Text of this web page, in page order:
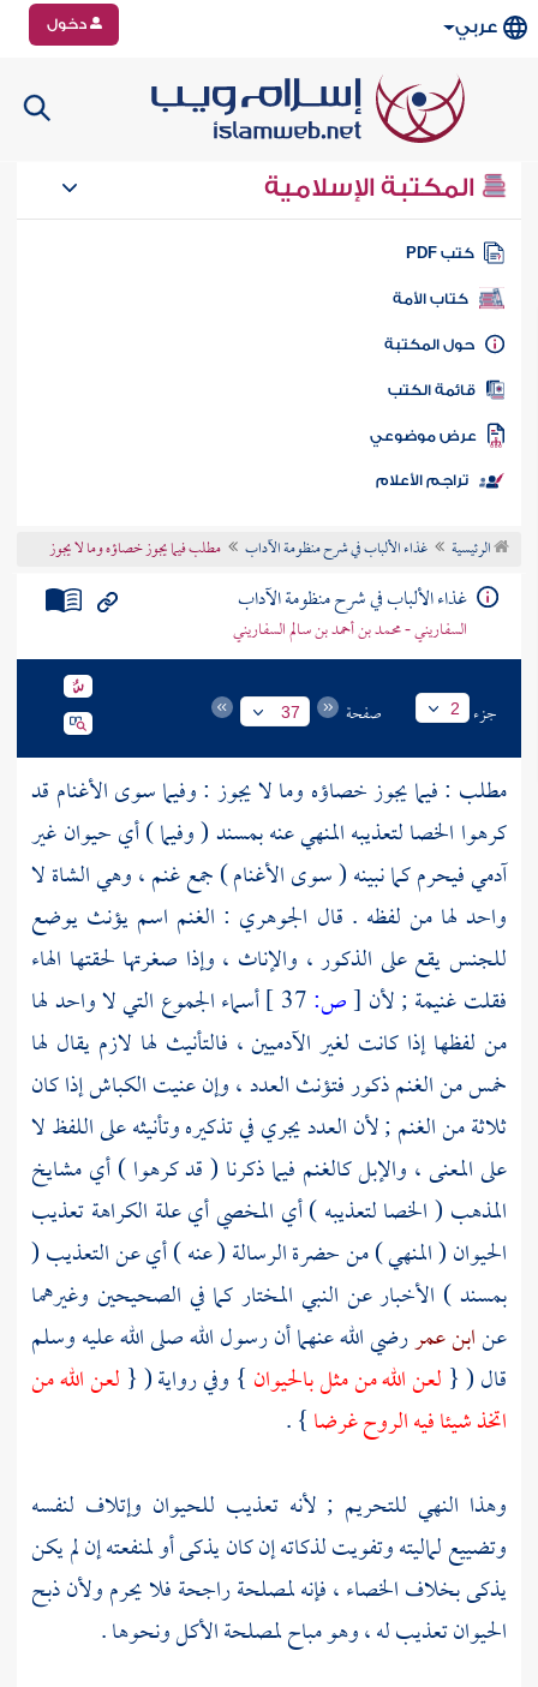
عربي دخول
المكتبة الإسلامية
كتب PDF
كتاب الأمة
المكتبة
الكتب
موضوعي
تراجم الأعلام
الرئيسية غذاء الألباب في شرح منظومة الآداب مطلب فيما يجوز خصاؤه وما لا يجوز
غذاء الألباب في شرح منظومة الآداب
السفاريني - محمد بن أحمد بن سالم السفاريني
جزء 2 صفحة 37
مطلب : فيما يجوز خصاؤه وما لا يجوز : وفيما سوى الأغنام قد
كرهوا الخصا لتعذيبه المنهي عنه بمسند ( وفيما ) أي حيوان غير
آدمي فيحرم كما نبينه ( سوى الأغنام ) جمع غنم ، وهي الشاة لا
واحد لها من لفظه . قال الجوهري : الغنم اسم يؤنث يوضع
للجنس يقع على الذكور ، والإناث ، وإذا صغرتها لحقتها الهاء
فقلت غنيمة ; لأن [ص:
أسماء الجموع التي لا واحد لها
من لفظها إذا كانت لغير الآدميين ، فالتأنيث لها لازم يقال لها
خمس من الغنم ذكور فتؤنث العدد ، وإن عنيت الكباش إذا كان
ثلاثة من الغنم ; لأن العدد يجري في تذكيره وتأنيثه على اللفظ لا
على المعنى ، والإبل كالغنم فيما ذكرنا ( قد كرهوا ) أي مشايخ
المذهب ( الخصا لتعذيبه ) أي المخصي أي علة الكراهة تعذيب
الحيوان ( المنهي ) من حضرة الرسالة ( عنه ) أي عن التعذيب (
بمسند ) الأخبار عن النبي المختار كما في الصحيحين وغيرهما
عنابن عمررضي الله عنهما أن رسول الله صلى الله عليه وسلم
قال ( { لعن الله من مثل بالحيوان } وفي رواية ( { لعن الله من
اتخذ شيئا فيه الروح غرضا} .
وهذا النهي للتحريم ; لأنه تعذيب للحيوان وإتلاف لنفسه
وتضييع لماليته وتفويت لذكاته إن كان يذكى أو لمنفعته إن لم يكن
يذكى بخلاف الخصاء ، فإنه لمصلحة راجحة فلا يحرم ولأن ذبح
الحيوان تعذيب له ، وهو مباح لمصلحة الأكل ونحوها .